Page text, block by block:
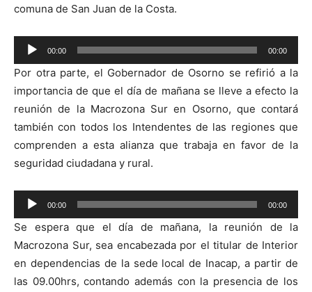
comuna de San Juan de la Costa.
Reproductor
de
audio
00:00 00:00
Por otra parte, el Gobernador de Osorno se refirió a la
importancia de que el día de mañana se lleve a efecto la
reunión de la Macrozona Sur en Osorno, que contará
también con todos los Intendentes de las regiones que
comprenden a esta alianza que trabaja en favor de la
seguridad ciudadana y rural.
Reproductor
de
audio
00:00 00:00
Se espera que el día de mañana, la reunión de la
Macrozona Sur, sea encabezada por el titular de Interior
en dependencias de la sede local de Inacap, a partir de
las 09.00hrs, contando además con la presencia de los